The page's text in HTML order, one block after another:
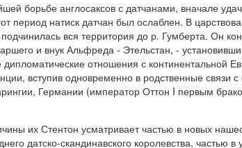
борьбе англосаксов с датчанами, вначале
период натиск датчан был ослаблен. В
вся территория до р. Гумберта. Он
и внук Альфреда - Этельстан, -
отношения с континентальной
вступив одновременно в родственные связи
Германии (император Оттон I первым
их Стентон усматривает частью в новых
датско-скандинавского королевства, частью